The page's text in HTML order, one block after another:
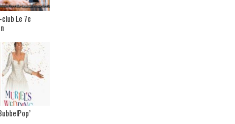
Le 7e